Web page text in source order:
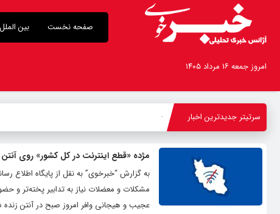
صفحه نخست بین الملل
امروز جمعه ۱۶ مرداد ۱۴۰۵
سرتیتر جدیدترین اخبار -
مژده «قطع اینترنت در کل کشور» روی آنتن
مشکلات و معضلات نیاز به تدابیر پخته‌تر و
عجیب و هیجانی وافر امروز صبح در آنتن